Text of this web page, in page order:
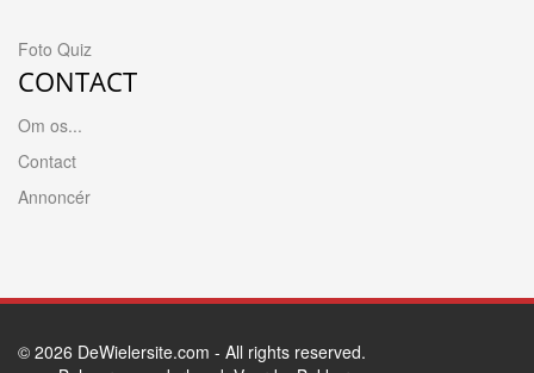
Foto Quiz
CONTACT
Om os...
Contact
Annoncér
© 2026 DeWielersite.com - All rights reserved.